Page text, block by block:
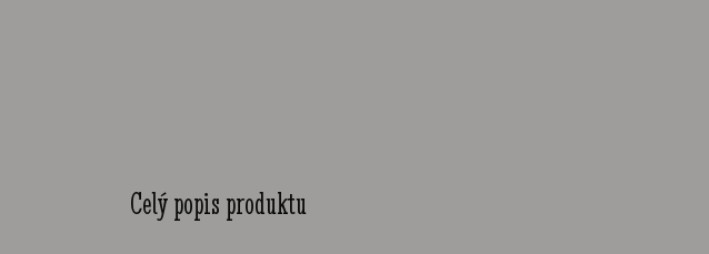
Celý popis produktu